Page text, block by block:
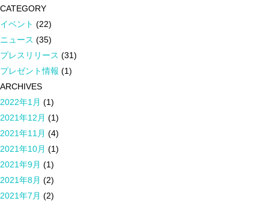
CATEGORY
イベント (22)
ニュース (35)
プレスリリース (31)
プレゼント情報 (1)
ARCHIVES
2022年1月 (1)
2021年12月 (1)
2021年11月 (4)
2021年10月 (1)
2021年9月 (1)
2021年8月 (2)
2021年7月 (2)